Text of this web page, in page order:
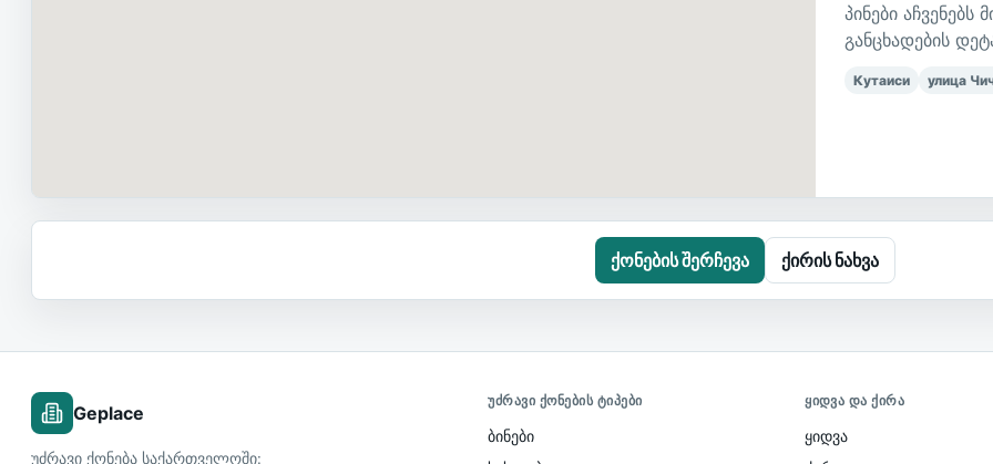
პინები
განცხადების
Кутаиси улица
ქონების შერჩევა ქირის ნახვა
Geplace
უძრავი ქონება საქართველოში:
ᲣᲫᲠᲐᲕᲘ ᲥᲝᲜᲔᲑᲘᲡ ᲢᲘᲞᲔᲑᲘ
ბინები
ᲧᲘᲓᲕᲐ ᲓᲐ ᲥᲘᲠᲐ
ყიდვა